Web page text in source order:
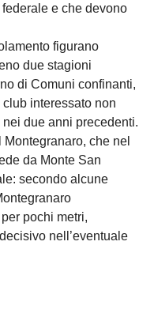
e che devono
figurano
due stagioni
di Comuni confinanti,
interessato non
due anni precedenti.
che nel
da Monte San
secondo alcune
pochi metri,
nell’eventuale